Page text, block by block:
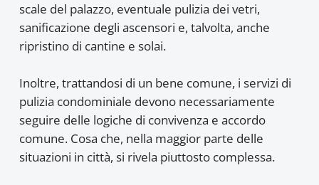
scale del palazzo, eventuale pulizia dei vetri,
sanificazione degli ascensori e, talvolta, anche
ripristino di cantine e solai.
Inoltre, trattandosi di un bene comune, i servizi di
pulizia condominiale devono necessariamente
seguire delle logiche di convivenza e accordo
comune. Cosa che, nella maggior parte delle
situazioni in città, si rivela piuttosto complessa.